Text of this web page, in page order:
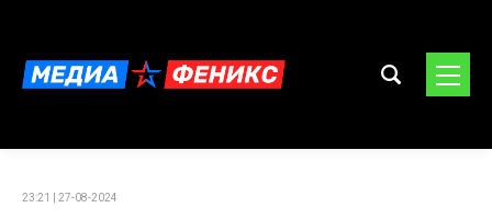
23:21 | 27-08-2024